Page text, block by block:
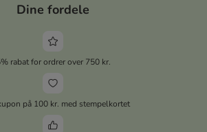
Dine fordele
rabat for ordrer over 750 kr.
på 100 kr. med stempelkortet